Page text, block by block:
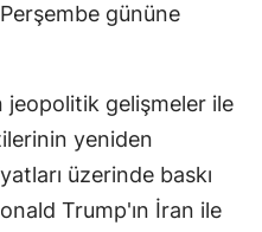
gününe
jeopolitik gelişmeler ile
yeniden
üzerinde baskı
Trump'ın İran ile